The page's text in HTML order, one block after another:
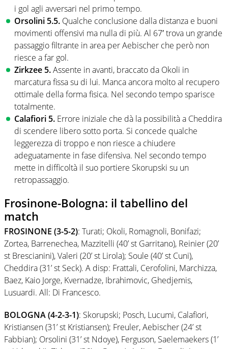
i gol agli avversari nel primo tempo.
Orsolini 5.5. Qualche conclusione dalla distanza e buoni
movimenti offensivi ma nulla di più. Al 67′ trova un grande
passaggio filtrante in area per Aebischer che però non
riesce a far gol.
Zirkzee 5.Assente in avanti, braccato da Okoli in
marcatura fissa su di lui. Manca ancora molto al recupero
ottimale della forma fisica. Nel secondo tempo sparisce
totalmente.
Calafiori 5. Errore iniziale che dà la possibilità a Cheddira
di scendere libero sotto porta. Si concede qualche
leggerezza di troppo e non riesce a chiudere
adeguatamente in fase difensiva. Nel secondo tempo
mette in difficoltà il suo portiere Skorupski su un
retropassaggio.
Frosinone-Bologna: il tabellino del
match
FROSINONE (3-5-2): Turati; Okoli, Romagnoli, Bonifazi;
Zortea, Barrenechea, Mazzitelli (40’ st Garritano), Reinier (20’
st Brescianini), Valeri (20’ st Lirola); Soule (40’ st Cuni),
Cheddira (31’ st Seck). A disp: Frattali, Cerofolini, Marchizza,
Baez, Kaio Jorge, Kvernadze, Ibrahimovic, Ghedjemis,
Lusuardi. All: Di Francesco.
BOLOGNA (4-2-3-1): Skorupski; Posch, Lucumi, Calafiori,
Kristiansen (31’ st Kristiansen); Freuler, Aebischer (24’ st
Fabbian); Orsolini (31’ st Ndoye), Ferguson, Saelemaekers (1’